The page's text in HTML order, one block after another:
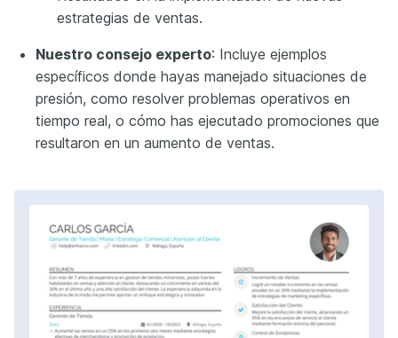
estrategias de ventas.
Nuestro consejo experto: Incluye ejemplos
específicos donde hayas manejado situaciones de
presión, como resolver problemas operativos en
tiempo real, o cómo has ejecutado promociones que
resultaron en un aumento de ventas.